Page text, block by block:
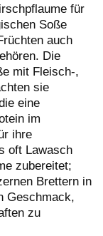
für
Soße
auch
Die
mit Fleisch-,
sie
eine
im
ihre
oft Lawasch
zubereitet;
Brettern in
Geschmack,
zu